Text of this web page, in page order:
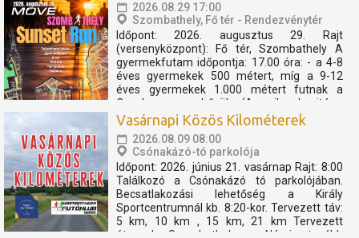
2026.08.29 17:00
Szombathely, Fő tér - Rendezvénytér
Időpont: 2026. augusztus 29. Rajt
(versenyközpont): Fő tér, Szombathely A
gyermekfutam időpontja: 17.00 óra: - a 4-8
éves gyermekek 500 métert, míg a 9-12
éves gyermekek 1.000 métert futnak a
Cosplay szuperhősök (Amerika kapitány,
Thor, Pókember, Venom) műsorát, és a velük
való közös bemelegítést követően....
Vasárnapi Közös Kilométerek
2026.08.09 08:00
Csónakázó-tó parkolója
Időpont: 2026. június 21. vasárnap Rajt: 8:00
Találkozó a Csónakázó tó parkolójában.
Becsatlakozási lehetőség a Király
Sportcentrumnál kb. 8:20-kor. Tervezett táv:
5 km, 10 km , 15 km, 21 km Tervezett
útvonal: Szombathely - Nárai -tovább